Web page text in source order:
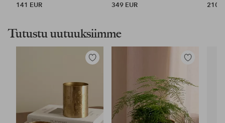
141 EUR
349 EUR
210
Tutustu uutuuksiimme
Lisää
Lisää